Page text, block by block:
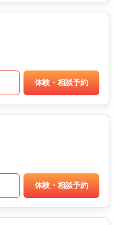
体験・相談予約
体験・相談予約